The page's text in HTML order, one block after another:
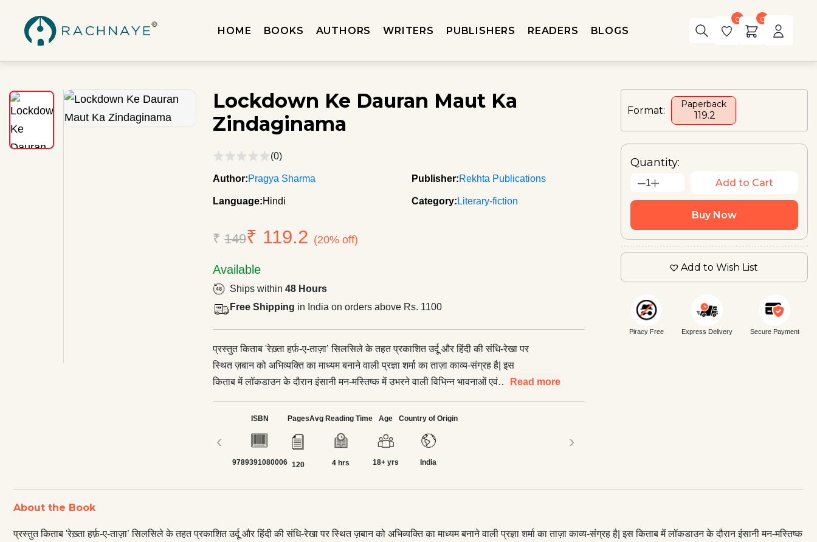
HOME BOOKS AUTHORS WRITERS PUBLISHERS READERS BLOGS
0 0
Lockdown Ke Dauran Maut Ka
Zindaginama
(0)
Author:Pragya Sharma Publisher:Rekhta Publications
Language:Hindi Category: Literary-fiction
₹149₹ 119.2 (20% off)
Available
Ships within48 Hours
Free Shipping in India on orders above Rs. 1100
प्रस्तुत किताब 'रेख़्ता हर्फ़-ए-ताज़ा’ सिलसिले के तहत प्रकाशित उर्दू और हिंदी की संधि-रेखा पर
स्थित ज़बान को अभिव्यक्ति का माध्यम बनाने वाली प्रज्ञा शर्मा का ताज़ा काव्य-संग्रह है| इस
किताब में लॉकडाउन के दौरान इंसानी मन-मस्तिष्क में उभरने वाली विभिन्न भावनाओं एवं
के बीच ख़ूब पसंद की गई है|
Read more
‹
ISBN
9789391080006
Pages
120
Avg Reading Time
4 hrs
Age
18+ yrs
Country of Origin
India
›
Format:
Paperback
₹ 119.2
Quantity:
1 Add to Cart
Buy Now
Add to Wish List
Piracy Free Express Delivery Secure Payment
About the Book
प्रस्तुत किताब 'रेख़्ता हर्फ़-ए-ताज़ा’ सिलसिले के तहत प्रकाशित उर्दू और हिंदी की संधि-रेखा पर स्थित ज़बान को अभिव्यक्ति का माध्यम बनाने वाली प्रज्ञा शर्मा का ताज़ा काव्य-संग्रह है| इस किताब में लॉकडाउन के दौरान इंसानी मन-मस्तिष्क